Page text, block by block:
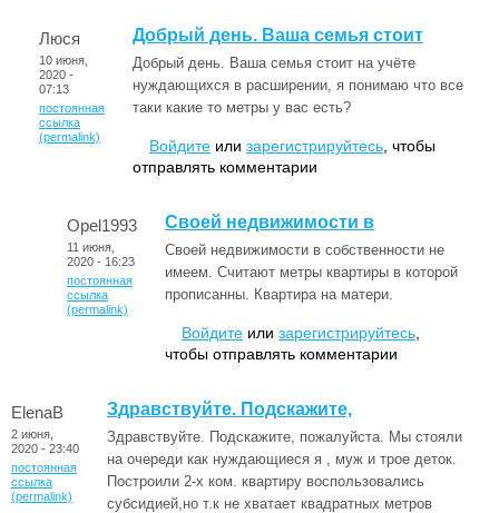
Люся
10 июня,
2020 -
07:13
постоянная
ссылка
(permalink)
Добрый день. Ваша семья стоит
Добрый день. Ваша семья стоит на учёте
нуждающихся в расширении, я понимаю что все
таки какие то метры у вас есть?
Войдите или зарегистрируйтесь , чтобы
отправлять комментарии
Opel1993
11 июня,
2020 - 16:23
постоянная
ссылка
(permalink)
Своей недвижимости в
Своей недвижимости в собственности не
имеем. Считают метры квартиры в которой
прописанны. Квартира на матери.
Войдите или зарегистрируйтесь
чтобы отправлять комментарии
ElenaB
2 июня,
2020 - 23:40
постоянная
ссылка
(permalink)
Здравствуйте. Подскажите,
Здравствуйте. Подскажите, пожалуйста. Мы стояли
на очереди как нуждающиеся я , муж и трое деток.
Построили 2-х ком. квартиру воспользовались
субсидией,но т.к не хватает квадратных метров